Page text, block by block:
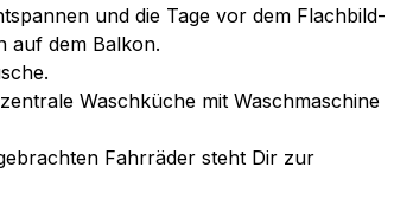
und die Tage vor dem Flachbild-
auf dem Balkon.
Waschküche mit Waschmaschine
Fahrräder steht Dir zur